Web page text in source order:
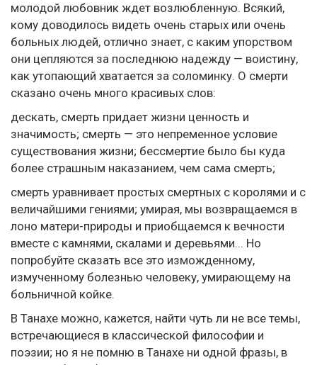
молодой любовник ждет возлюбленную. Всякий,
кому доводилось видеть очень старых или очень
больных людей, отлично знает, с каким упорством
они цепляются за последнюю надежду — воистину,
как утопающий хватается за соломинку. О смерти
сказано очень много красивых слов:
дескать, смерть придает жизни ценность и
значимость; смерть — это непременное условие
существования жизни; бессмертие было бы куда
более страшным наказанием, чем сама смерть;
смерть уравнивает простых смертных с королями и с
величайшими гениями; умирая, мы возвращаемся в
лоно матери-природы и приобщаемся к вечности
вместе с камнями, скалами и деревьями... Но
попробуйте сказать все это изможденному,
измученному болезнью человеку, умирающему на
больничной койке.
В Танахе можно, кажется, найти чуть ли не все темы,
встречающиеся в классической философии и
поэзии; но я не помню в Танахе ни одной фразы, в